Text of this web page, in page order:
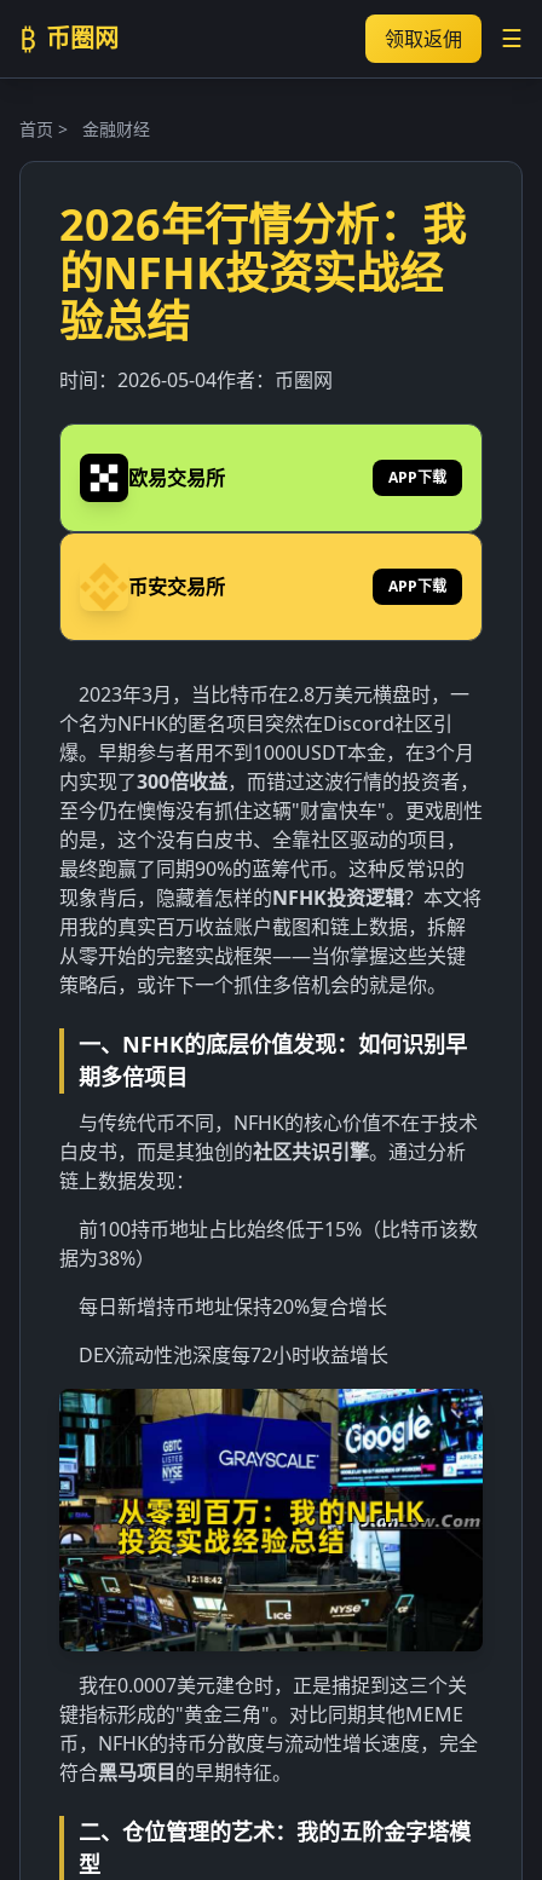
₿ 币圈网 领取返佣 ☰
首页 > 金融财经
2026年行情分析：我
的NFHK投资实战经
验总结
时间： 2026-05-04作者： 币圈网
欧易交易所 APP下载
币安交易所 APP下载
2023年3月，当比特币在2.8万美元横盘时，一
个名为NFHK的匿名项目突然在Discord社区引
爆。早期参与者用不到1000USDT本金，在3个月
内实现了300倍收益，而错过这波行情的投资者，
至今仍在懊悔没有抓住这辆"财富快车"。更戏剧性
的是，这个没有白皮书、全靠社区驱动的项目，
最终跑赢了同期90%的蓝筹代币。这种反常识的
现象背后，隐藏着怎样的NFHK投资逻辑？本文将
用我的真实百万收益账户截图和链上数据，拆解
从零开始的完整实战框架——当你掌握这些关键
策略后，或许下一个抓住多倍机会的就是你。
一、NFHK的底层价值发现：如何识别早
期多倍项目
与传统代币不同，NFHK的核心价值不在于技术
白皮书，而是其独创的社区共识引擎。通过分析
链上数据发现：
前100持币地址占比始终低于15%（比特币该数
据为38%）
每日新增持币地址保持20%复合增长
DEX流动性池深度每72小时收益增长
我在0.0007美元建仓时，正是捕捉到这三个关
键指标形成的"黄金三角"。对比同期其他MEME
币，NFHK的持币分散度与流动性增长速度，完全
符合黑马项目的早期特征。
二、仓位管理的艺术：我的五阶金字塔模
型